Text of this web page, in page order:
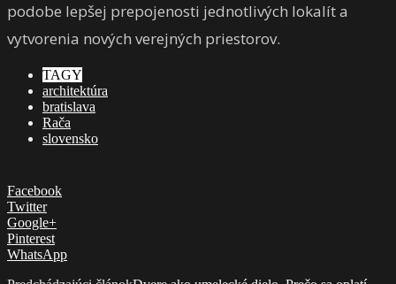
podobe lepšej prepojenosti jednotlivých lokalít a
vytvorenia nových verejných priestorov.
TAGY
architektúra
bratislava
Rača
slovensko
Facebook
Twitter
Google+
Pinterest
WhatsApp